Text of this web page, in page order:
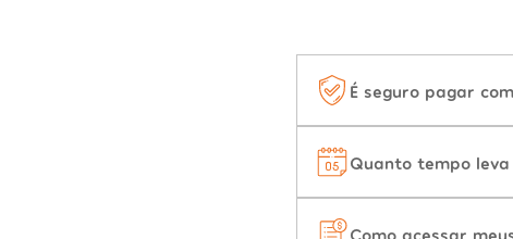
É seguro pagar
Quanto tempo leva
Como acessar